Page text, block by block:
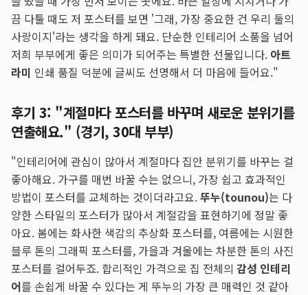
끔 다툴 때도 저 포스터를 보면 '그래, 가장 중요한 건 우리 둘의
사랑이지'라는 생각을 하게 돼요. 단순한 인테리어 소품을 넘어
저희 부부에게 좋은 의미가 되어주는 특별한 선물입니다. 아트
라미 인쇄 품질 덕분에 글씨도 선명해서 더 마음에 들어요."
후기 3: "계절마다 포스터를 바꾸며 새로운 분위기를
연출해요." (경기, 30대 부부)
"인테리어에 관심이 많아서 계절마다 집안 분위기를 바꾸는 걸
좋아해요. 가구를 매번 바꿀 수는 없으니, 가장 쉽고 효과적인
방법이 포스터를 교체하는 것이더라고요.뚜누(tounou)는 다
양한 스타일의 포스터가 많아서 계절감을 표현하기에 정말 좋
아요. 봄에는 화사한 색감의 추상화 포스터를, 여름에는 시원한
블루 톤의 그래픽 포스터를, 가을과 겨울에는 차분한 톤의 사진
포스터를 걸어두죠. 합리적인 가격으로 집 전체의 감성 인테리
어를 손쉽게 바꿀 수 있다는 게 뚜누의 가장 큰 매력인 것 같아